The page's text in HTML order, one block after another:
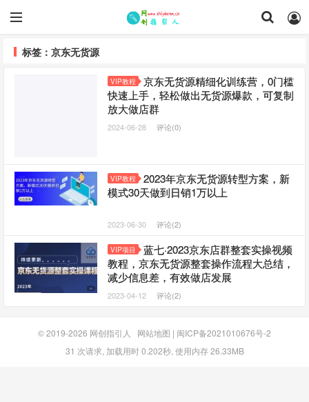
标签：京东无货源
VIP教程
京东无货源精细化训练营，​0门槛
快速上手，轻松做出无货源爆款，可复制
放大做店群
2024-06-28 评论(0)
VIP教程
2023年京东无货源转型方案，新
模式30天做到日销1万以上
2023-06-30 评论(2)
VIP项目
蓝七·2023京东店群整套实操视频
教程，京东无货源整套操作流程大总结，
减少信息差，有效做店发展
2023-04-12 评论(2)
© 2019-2026 网创指引人 网站地图 | 闽ICP备2021010676号-2
31 次请求, 加载用时 0.202秒, 使用内存 26.33MB